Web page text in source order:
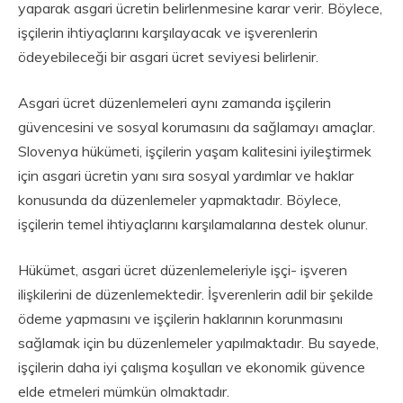
yaparak asgari ücretin belirlenmesine karar verir. Böylece,
işçilerin ihtiyaçlarını karşılayacak ve işverenlerin
ödeyebileceği bir asgari ücret seviyesi belirlenir.
Asgari ücret düzenlemeleri aynı zamanda işçilerin
güvencesini ve sosyal korumasını da sağlamayı amaçlar.
Slovenya hükümeti, işçilerin yaşam kalitesini iyileştirmek
için asgari ücretin yanı sıra sosyal yardımlar ve haklar
konusunda da düzenlemeler yapmaktadır. Böylece,
işçilerin temel ihtiyaçlarını karşılamalarına destek olunur.
Hükümet, asgari ücret düzenlemeleriyle işçi- işveren
ilişkilerini de düzenlemektedir. İşverenlerin adil bir şekilde
ödeme yapmasını ve işçilerin haklarının korunmasını
sağlamak için bu düzenlemeler yapılmaktadır. Bu sayede,
işçilerin daha iyi çalışma koşulları ve ekonomik güvence
elde etmeleri mümkün olmaktadır.